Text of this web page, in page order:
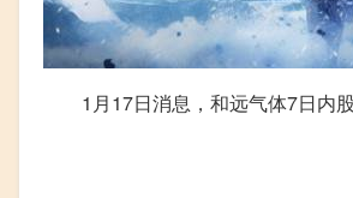
1月17日消息，和远气体7日内